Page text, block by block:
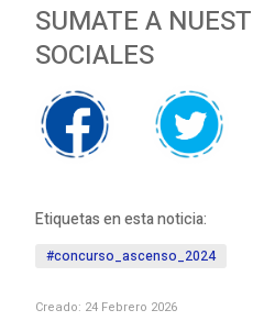
SUMATE A
SOCIALES
Etiquetas en esta noticia:
#concurso_ascenso_2024
Creado: 24 Febrero 2026